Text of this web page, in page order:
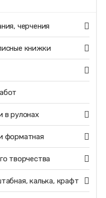
черчения
книжки
в рулонах
форматная
творчества
калька, крафт